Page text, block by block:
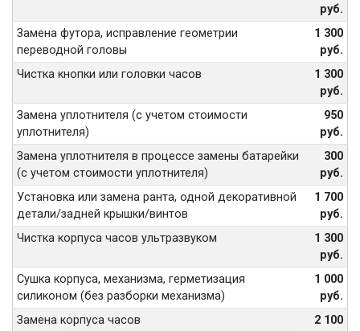
руб.
Замена футора, исправление геометрии
переводной головы
1 300
руб.
Чистка кнопки или головки часов
1 300
руб.
Замена уплотнителя (с учетом стоимости
уплотнителя)
950
руб.
Замена уплотнителя в процессе замены батарейки
(с учетом стоимости уплотнителя)
300
руб.
Установка или замена ранта, одной декоративной
детали/задней крышки/винтов
1 700
руб.
Чистка корпуса часов ультразвуком
1 300
руб.
Сушка корпуса, механизма, герметизация
силиконом (без разборки механизма)
1 000
руб.
Замена корпуса часов
2 100